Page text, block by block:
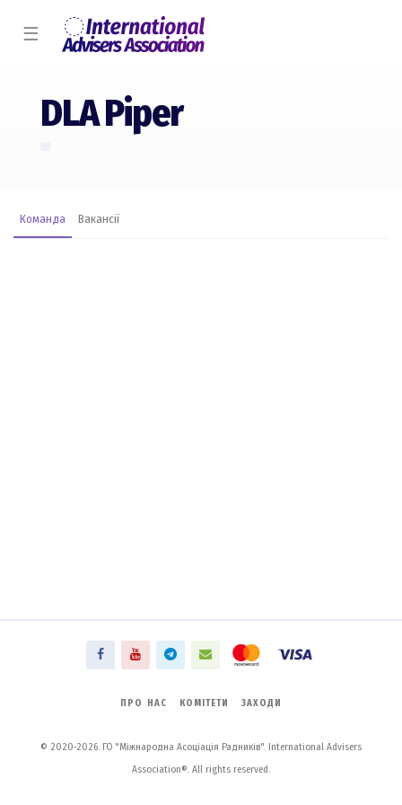
☰
DLA Piper
Команда Вакансії
ПРО НАС КОМІТЕТИ ЗАХОДИ
© 2020-2026. ГО "Міжнародна Асоціація Радників". International Advisers
Association®. All rights reserved.